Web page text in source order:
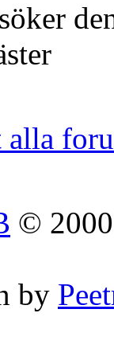
alla
©
by